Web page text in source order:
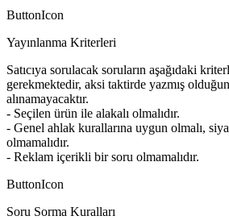
ButtonIcon
Yayınlanma Kriterleri
Satıcıya sorulacak soruların aşağıdaki
gerekmektedir, aksi taktirde yazmış
alınamayacaktır.
- Seçilen ürün ile alakalı olmalıdır.
- Genel ahlak kurallarına uygun olmalı,
olmamalıdır.
- Reklam içerikli bir soru olmamalıdır.
ButtonIcon
Soru Sorma Kuralları